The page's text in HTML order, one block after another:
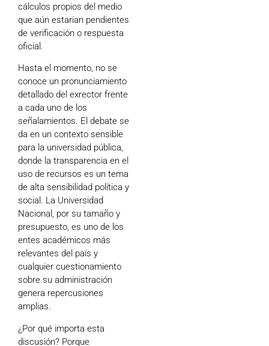
cálculos propios del medio
que aún estarían pendientes
de verificación o respuesta
oficial.
Hasta el momento, no se
conoce un pronunciamiento
detallado del exrector frente
a cada uno de los
señalamientos. El debate se
da en un contexto sensible
para la universidad pública,
donde la transparencia en el
uso de recursos es un tema
de alta sensibilidad política y
social. La Universidad
Nacional, por su tamaño y
presupuesto, es uno de los
entes académicos más
relevantes del país y
cualquier cuestionamiento
sobre su administración
genera repercusiones
amplias.
¿Por qué importa esta
discusión? Porque